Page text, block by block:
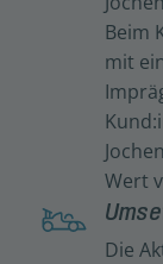
Beim
mit
Wert
Die